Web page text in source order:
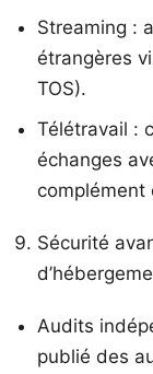
Streaming :
étrangères
TOS).
Télétravail :
échanges
complément
Sécurité
Audits
publié des